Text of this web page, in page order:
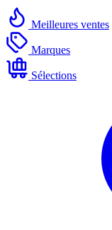
Meilleures ventes
Marques
Sélections